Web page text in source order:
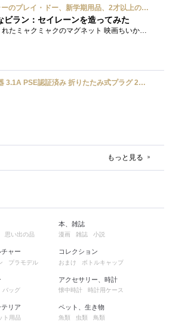
ハズブロ(HASBRO) 約56g 8色入りレインボーカラーのプレイ・ドー、新学期用品、2才以上のプリスクールの子供向け、子供向けのアート&クラフト 粘土 ねんど、こどもの日、子供の日プレゼント
ラン：セイレーンを造ってみた
もう１年以上、釣り銭トレイの上で異彩を放ってくれたミャクミャクのマグネット 映画ちいかわ人魚の島のひみつを鑑賞後、素敵なビランのセイ...
UGREEN usbアダプタ usb コンセント AC式充電器 3.1A PSE認証済み 折りたたみ式プラグ 2ポート
もっと見る
思い出の品
ャー
プラモデル
バッグ
リア
ト用品
本、雑誌
漫画 雑誌 小説
コレクション
おまけ ボトルキャップ
アクセサリー、時計
懐中時計 時計用ケース
ペット、生き物
魚類 虫類 鳥類